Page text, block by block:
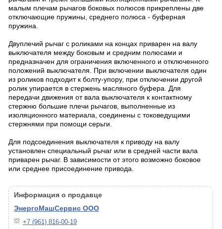
малым плечам рычагов боковых полюсов прикреплены две
отключающие пружины, среднего полюса - буферная
пружина.
Двуплечий рычаг с роликами на концах приварен на валу
выключателя между боковым и средним полюсами и
предназначен для ограничения включенного и отключенного
положений выключателя. При включении выключателя один
из роликов подходит к болту-упору, при отключении другой
ролик упирается в стержень масляного буфера. Для
передачи движения от вала выключателя к контактному
стержню большие плечи рычагов, выполненные из
изоляционного материала, соединены с токоведущими
стержнями при помощи серьги.
Для подсоединения выключателя к приводу на валу
установлен специальный рычаг или в средней части вала
приварен рычаг. В зависимости от этого возможно боковое
или среднее присоединение привода.
Информация о продавце
ЭнергоМашСервис ООО
+7 (961) 816-00-19